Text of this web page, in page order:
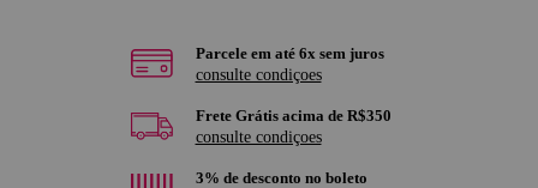
Parcele em até 6x sem juros
consulte condiçoes
Frete Grátis acima de R$350
consulte condiçoes
3% de desconto no boleto